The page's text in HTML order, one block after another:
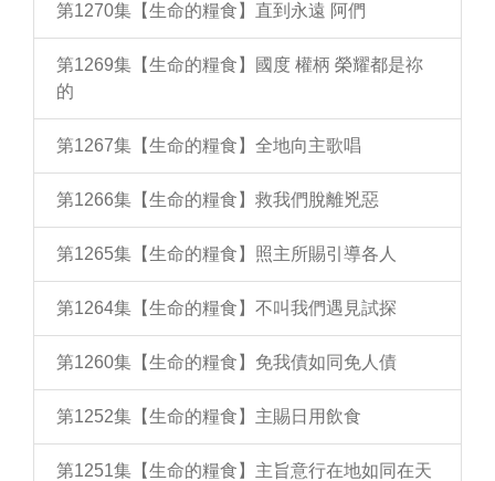
第1270集【生命的糧食】直到永遠 阿們
第1269集【生命的糧食】國度 權柄 榮耀都是祢
的
第1267集【生命的糧食】全地向主歌唱
第1266集【生命的糧食】救我們脫離兇惡
第1265集【生命的糧食】照主所賜引導各人
第1264集【生命的糧食】不叫我們遇見試探
第1260集【生命的糧食】免我債如同免人債
第1252集【生命的糧食】主賜日用飲食
第1251集【生命的糧食】主旨意行在地如同在天